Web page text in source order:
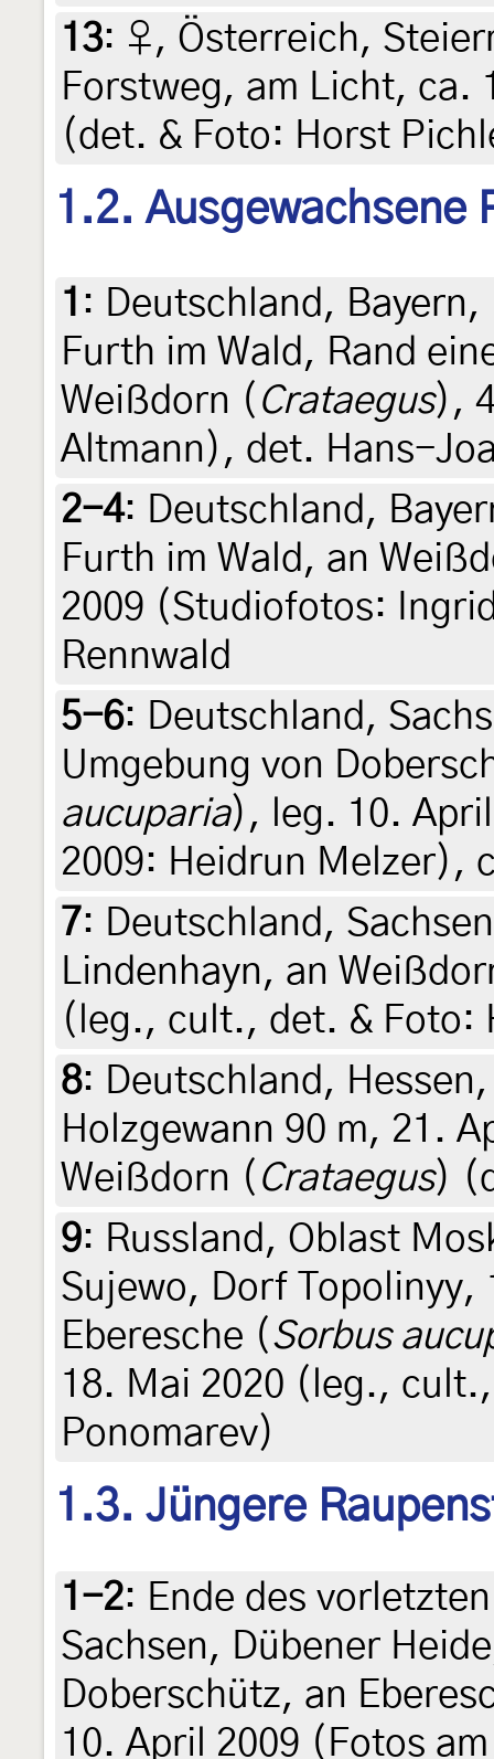
13: ♀, Österreich,
Forstweg, am Licht, ca.
(det. & Foto: Horst
1.2. Ausgewachsene
1 : Deutschland,
Furth im Wald, Rand
Weißdorn ( Crataegus),
Altmann), det. Hans-
2-4: Deutschland,
Furth im Wald, an
2009 (Studiofotos:
Rennwald
5-6: Deutschland,
Umgebung von
aucuparia), leg. 10.
2009: Heidrun Melzer),
7: Deutschland,
Lindenhayn, an
(leg., cult., det. & Foto:
8: Deutschland,
Holzgewann 90 m, 21.
Weißdorn ( Crataegus)
9: Russland, Oblast
Sujewo, Dorf Topolinyy,
Eberesche ( Sorbus
18. Mai 2020 (leg.,
Ponomarev)
1.3. Jüngere
1-2: Ende des
Sachsen, Dübener
Doberschütz, an
10. April 2009 (Fotos